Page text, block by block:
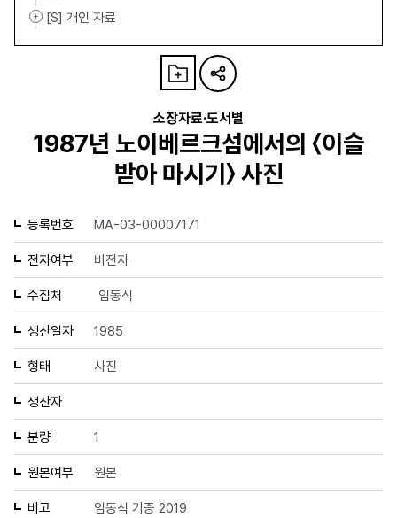
[S] 개인 자료
소장자료·도서별
1987년 노이베르크섬에서의 〈이슬
받아 마시기〉 사진
등록번호 MA-03-00007171
전자여부 비전자
수집처 임동식
생산일자 1985
형태 사진
생산자
분량 1
원본여부 원본
비고 임동식 기증 2019